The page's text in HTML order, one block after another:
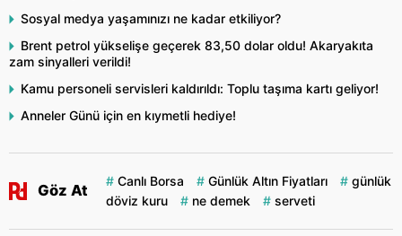
Sosyal medya yaşamınızı ne kadar etkiliyor?
Brent petrol yükselişe geçerek 83,50 dolar oldu! Akaryakıta
zam sinyalleri verildi!
Kamu personeli servisleri kaldırıldı: Toplu taşıma kartı geliyor!
Anneler Günü için en kıymetli hediye!
Göz At
Canlı Borsa Günlük Altın Fiyatları
günlük
döviz kuru
ne demek serveti